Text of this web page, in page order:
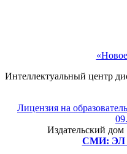
Интеллектуальный центр
Лицензия на
Издательский
СМИ: ЭЛ
Рады
Подпишитесь на